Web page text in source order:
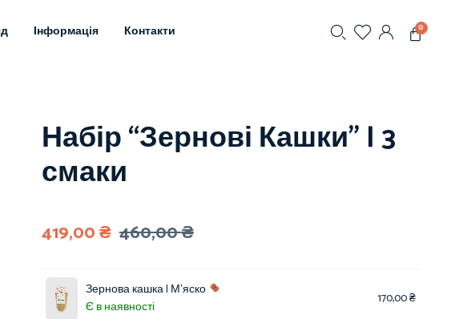
Інформація Контакти 0
Набір “Зернові Кашки” | 3
смаки
460,00₴
419,00₴
Зернова кашка | Мʼяско
Є в наявності
170,00₴